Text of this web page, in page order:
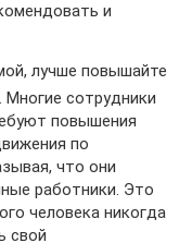
и
лучше повышайте
Многие сотрудники
повышения
по
что они
работники. Это
человека никогда
свой